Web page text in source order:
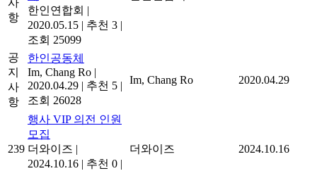
항
한인연합회 |
2020.05.15 | 추천 3 |
조회 25099
공
지
사
항
한인공동체
Im, Chang Ro |
2020.04.29 | 추천 5 |
조회 26028
Im, Chang Ro 2020.04.29
239
행사 VIP 의전 인원
모집
더와이즈 |
2024.10.16 | 추천 0 |
더와이즈 2024.10.16